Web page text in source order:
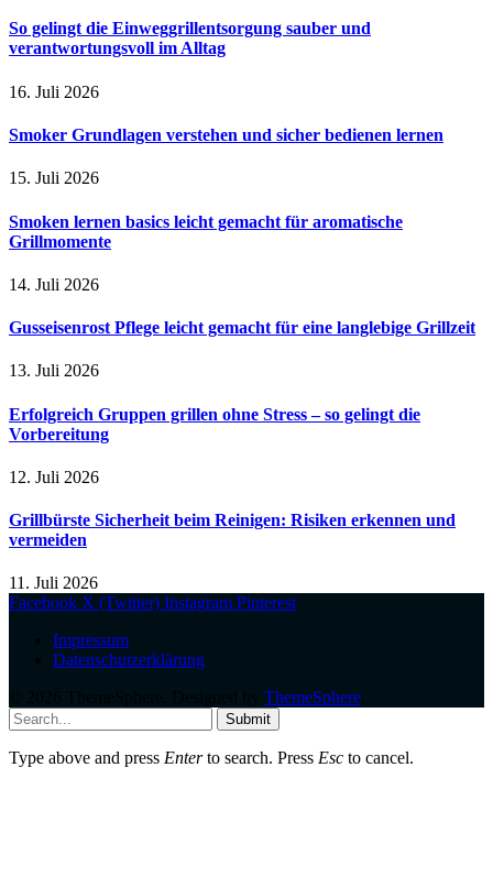
So gelingt die Einweggrillentsorgung sauber und
verantwortungsvoll im Alltag
16. Juli 2026
Smoker Grundlagen verstehen und sicher bedienen lernen
15. Juli 2026
Smoken lernen basics leicht gemacht für aromatische
Grillmomente
14. Juli 2026
Gusseisenrost Pflege leicht gemacht für eine langlebige Grillzeit
13. Juli 2026
Erfolgreich Gruppen grillen ohne Stress – so gelingt die
Vorbereitung
12. Juli 2026
Grillbürste Sicherheit beim Reinigen: Risiken erkennen und
vermeiden
11. Juli 2026
Facebook X (Twitter) Instagram Pinterest
Impressum
Datenschutzerklärung
ThemeSphere
Submit
Type above and press Enterto search. Press Esc to cancel.